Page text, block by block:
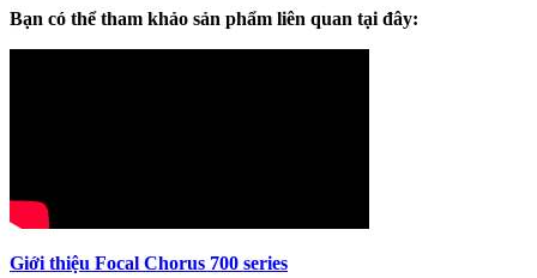
Bạn có thể tham khảo sản phẩm liên quan tại đây:
Giới thiệu Focal Chorus 700 series